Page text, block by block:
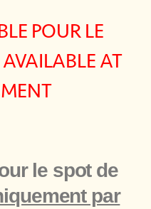
POUR LE
AT
le spot de
par